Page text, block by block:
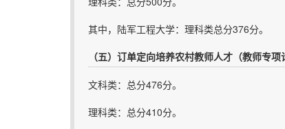
其中，陆军工程大学：理科类总分376分。
（五）订单定向培养农村教师人才（教师专项
文科类：总分476分。
理科类：总分410分。